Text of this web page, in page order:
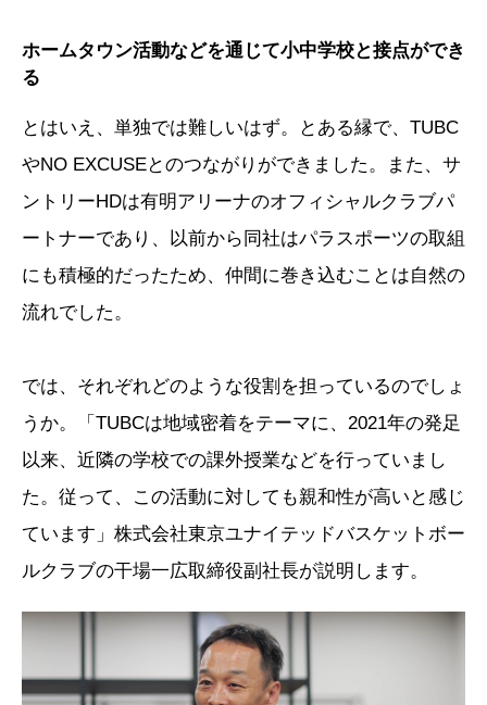
ホームタウン活動などを通じて小中学校と接点ができ
る
とはいえ、単独では難しいはず。とある縁で、TUBC
やNO EXCUSEとのつながりができました。また、サ
ントリーHDは有明アリーナのオフィシャルクラブパ
ートナーであり、以前から同社はパラスポーツの取組
にも積極的だったため、仲間に巻き込むことは自然の
流れでした。
では、それぞれどのような役割を担っているのでしょ
うか。「TUBCは地域密着をテーマに、2021年の発足
以来、近隣の学校での課外授業などを行っていまし
た。従って、この活動に対しても親和性が高いと感じ
ています」株式会社東京ユナイテッドバスケットボー
ルクラブの干場一広取締役副社長が説明します。